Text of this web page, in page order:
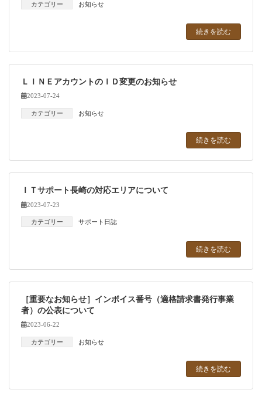
カテゴリー お知らせ
続きを読む
ＬＩＮＥアカウントのＩＤ変更のお知らせ
2023-07-24
カテゴリー お知らせ
続きを読む
ＩＴサポート長崎の対応エリアについて
2023-07-23
カテゴリー サポート日誌
続きを読む
［重要なお知らせ］インボイス番号（適格請求書発行事業
者）の公表について
2023-06-22
カテゴリー お知らせ
続きを読む